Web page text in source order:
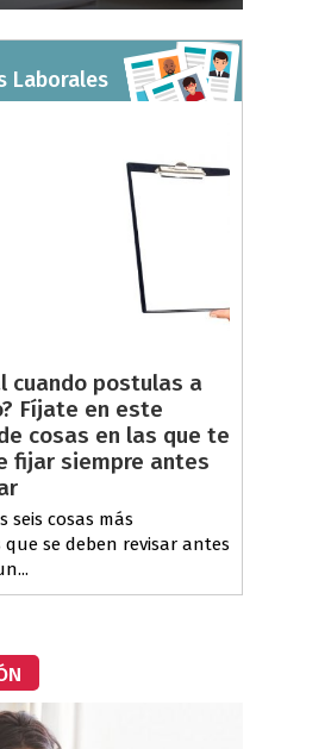
Laborales
cuando postulas a
Fíjate en este
cosas en las que te
fijar siempre antes
seis cosas más
se deben revisar antes